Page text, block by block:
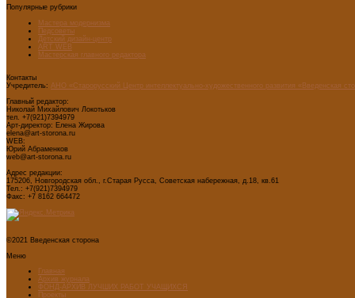
Популярные рубрики
Мастера модернизма
Педсоветы
Детский дизайн-центр
ART WEB
Мастерская главного редактора
Контакты
Учредитель: АНО «Старорусский Центр интеллектуально-художественного развития «Введенская
Главный редактор:
Николай Михайлович Локотьков
тел. +7(921)7394979
Арт-директор: Елена Жирова
elena@art-storona.ru
WEB:
Юрий Абраменков
web@art-storona.ru
Адрес редакции:
175206, Новгородская обл., г.Старая Русса, Советская набережная, д.18, кв.61
Тел.: +7(921)7394979
Факс: +7 8162 664472
©2021 Введенская сторона
Меню
Главная
Архив журнала
ФОНД-АРХИВ ЛУЧШИХ РАБОТ УЧАЩИХСЯ
Проекты